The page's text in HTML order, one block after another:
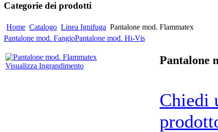
Categorie dei prodotti
Home Catalogo Linea Ignifuga Pantalone mod. Flammatex
Pantalone mod. FangioPantalone mod. Hi-Vis
Visualizza Ingrandimento Pantalone
Chiedi